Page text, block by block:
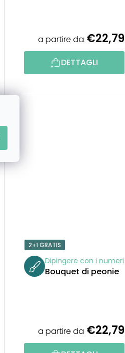
R
O
D
O
a partire da €22,79
DETTAGLI
2+1 GRATIS
Dipingere con i numeri
Bouquet di peonie
a partire da €22,79